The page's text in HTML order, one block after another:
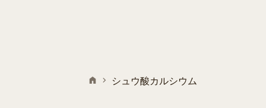
シュウ酸カルシウム